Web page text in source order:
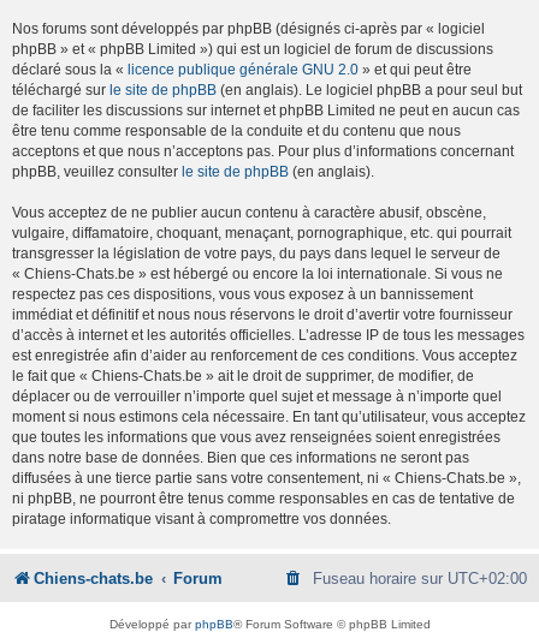
Nos forums sont développés par phpBB (désignés ci-après par « logiciel
phpBB » et « phpBB Limited ») qui est un logiciel de forum de discussions
déclaré sous la « licence publique générale GNU 2.0 » et qui peut être
téléchargé sur le site de phpBB (en anglais). Le logiciel phpBB a pour seul but
de faciliter les discussions sur internet et phpBB Limited ne peut en aucun cas
être tenu comme responsable de la conduite et du contenu que nous
acceptons et que nous n’acceptons pas. Pour plus d’informations concernant
phpBB, veuillez consulter le site de phpBB (en anglais).
Vous acceptez de ne publier aucun contenu à caractère abusif, obscène,
vulgaire, diffamatoire, choquant, menaçant, pornographique, etc. qui pourrait
transgresser la législation de votre pays, du pays dans lequel le serveur de
« Chiens-Chats.be » est hébergé ou encore la loi internationale. Si vous ne
respectez pas ces dispositions, vous vous exposez à un bannissement
immédiat et définitif et nous nous réservons le droit d’avertir votre fournisseur
d’accès à internet et les autorités officielles. L’adresse IP de tous les messages
est enregistrée afin d’aider au renforcement de ces conditions. Vous acceptez
le fait que « Chiens-Chats.be » ait le droit de supprimer, de modifier, de
déplacer ou de verrouiller n’importe quel sujet et message à n’importe quel
moment si nous estimons cela nécessaire. En tant qu’utilisateur, vous acceptez
que toutes les informations que vous avez renseignées soient enregistrées
dans notre base de données. Bien que ces informations ne seront pas
diffusées à une tierce partie sans votre consentement, ni « Chiens-Chats.be »,
ni phpBB, ne pourront être tenus comme responsables en cas de tentative de
piratage informatique visant à compromettre vos données.
Chiens-chats.be Forum Fuseau horaire sur UTC+02:00
Développé parphpBB® Forum Software © phpBB Limited